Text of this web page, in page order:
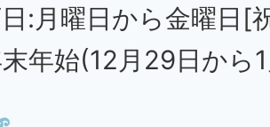
:月曜日から金曜日[
年始(12月29日から